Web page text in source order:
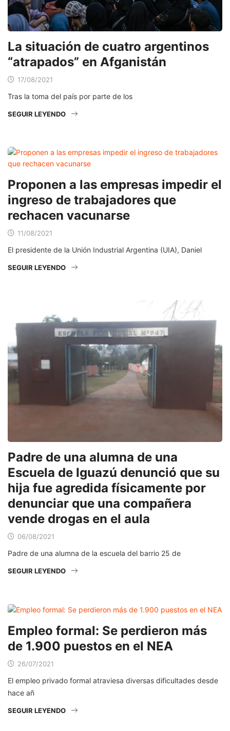
La situación de cuatro argentinos
“atrapados” en Afganistán
17/08/2021
Tras la toma del país por parte de los
SEGUIR LEYENDO
Proponen a las empresas impedir el
ingreso de trabajadores que
rechacen vacunarse
11/08/2021
El presidente de la Unión Industrial Argentina (UIA), Daniel
SEGUIR LEYENDO
Padre de una alumna de una
Escuela de Iguazú denunció que su
hija fue agredida físicamente por
denunciar que una compañera
vende drogas en el aula
06/08/2021
Padre de una alumna de la escuela del barrio 25 de
SEGUIR LEYENDO
Empleo formal: Se perdieron más
de 1.900 puestos en el NEA
26/07/2021
El empleo privado formal atraviesa diversas dificultades desde
hace añ
SEGUIR LEYENDO